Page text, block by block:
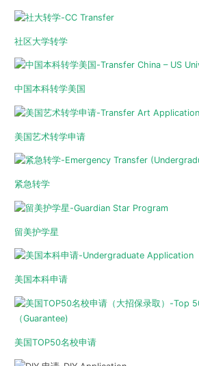
社区大学转学
中国本科转学美国
美国艺术转学申请
紧急转学
留美护学星
美国本科申请
美国TOP50名校申请